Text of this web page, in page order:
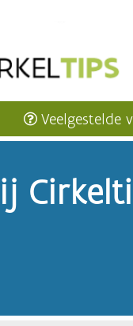
Veelgestelde